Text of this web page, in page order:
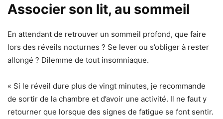
Associer son lit, au sommeil
En attendant de retrouver un sommeil profond, que faire
lors des réveils nocturnes ? Se lever ou s’obliger à rester
allongé ? Dilemme de tout insomniaque.
« Si le réveil dure plus de vingt minutes, je recommande
de sortir de la chambre et d’avoir une activité. Il ne faut y
retourner que lorsque des signes de fatigue se font sentir.